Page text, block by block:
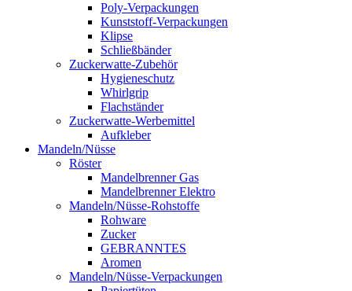
Poly-Verpackungen
Kunststoff-Verpackungen
Klipse
Schließbänder
Zuckerwatte-Zubehör
Hygieneschutz
Whirlgrip
Flachständer
Zuckerwatte-Werbemittel
Aufkleber
Mandeln/Nüsse
Röster
Mandelbrenner Gas
Mandelbrenner Elektro
Mandeln/Nüsse-Rohstoffe
Rohware
Zucker
GEBRANNTES
Aromen
Mandeln/Nüsse-Verpackungen